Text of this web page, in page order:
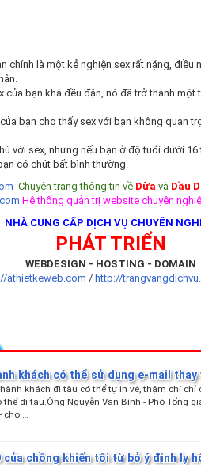
chính là một kẻ nghiện sex rất nặng, điều
của bạn khá đều đặn, nó đã trở thành
bạn cho thấy sex với bạn không quan
với sex, nhưng nếu bạn ở độ tuổi dưới
có chút bất bình thường.
Chuyên trang thông tin về Dừa và Dầu
Hệ thống quản trị website chuyên
NHÀ CUNG CẤP DỊCH VỤ CHUYÊN
PHÁT TRIỂN
WEBDESIGN - HOSTING - DOMAIN
athietkeweb.com / http://
khách có thể sử dụng e-mail thay
khách đi tàu có thể tự in vé, thậm chí
đi tàu.Ông Nguyễn Văn Bính - Phó Tổng
…
của chồng khiến tôi từ bỏ ý định ly